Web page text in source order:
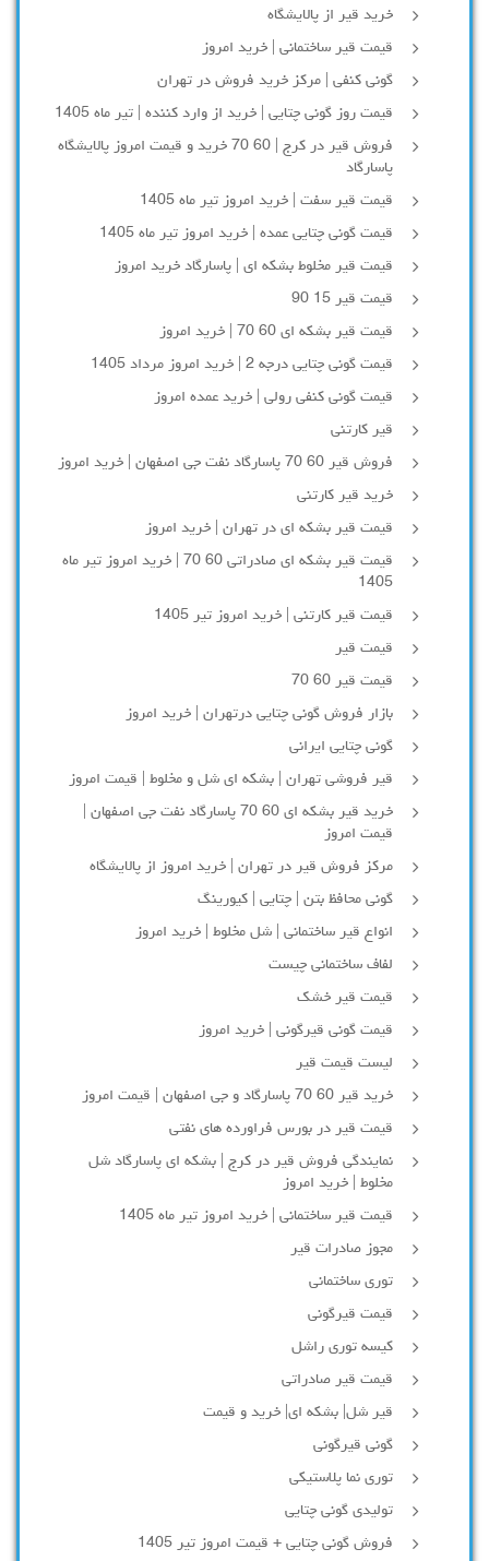
خرید قیر از پالایشگاه
قیمت قیر ساختمانی | خرید امروز
گونی کنفی | مرکز خرید فروش در تهران
قیمت روز گونی چتایی | خرید از وارد کننده | تیر ماه 1405
فروش قیر در کرج | 60 70 خرید و قیمت امروز پالایشگاه
پاسارگاد
قیمت قیر سفت | خرید امروز تیر ماه 1405
قیمت گونی چتایی عمده | خرید امروز تیر ماه 1405
قیمت قیر مخلوط بشکه ای | پاسارگاد خرید امروز
قیمت قیر 15 90
قیمت قیر بشکه ای 60 70 | خرید امروز
قیمت گونی چتایی درجه 2 | خرید امروز مرداد 1405
قیمت گونی کنفی رولی | خرید عمده امروز
قیر کارتنی
فروش قیر 60 70 پاسارگاد نفت جی اصفهان | خرید امروز
خرید قیر کارتنی
قیمت قیر بشکه ای در تهران | خرید امروز
قیمت قیر بشکه ای صادراتی 60 70 | خرید امروز تیر ماه
1405
قیمت قیر کارتنی | خرید امروز تیر 1405
قیمت قیر
قیمت قیر 60 70
بازار فروش گونی چتایی درتهران | خرید امروز
گونی چتایی ایرانی
قیر فروشی تهران | بشکه ای شل و مخلوط | قیمت امروز
خرید قیر بشکه ای 60 70 پاسارگاد نفت جی اصفهان |
قیمت امروز
مرکز فروش قیر در تهران | خرید امروز از پالایشگاه
گونی محافظ بتن | چتایی | کیورینگ
انواع قیر ساختمانی | شل مخلوط | خرید امروز
لفاف ساختمانی چیست
قیمت قیر خشک
قیمت گونی قیرگونی | خرید امروز
لیست قیمت قیر
خرید قیر 60 70 پاسارگاد و جی اصفهان | قیمت امروز
قیمت قیر در بورس فراورده های نفتی
نمایندگی فروش قیر در کرج | بشکه ای پاسارگاد شل
مخلوط | خرید امروز
قیمت قیر ساختمانی | خرید امروز تیر ماه 1405
مجوز صادرات قیر
توری ساختمانی
قیمت قیرگونی
کیسه توری راشل
قیمت قیر صادراتی
قیر شل| بشکه ای| خرید و قیمت
گونی قیرگونی
توری نما پلاستیکی
تولیدی گونی چتایی
فروش گونی چتایی + قیمت امروز تیر 1405